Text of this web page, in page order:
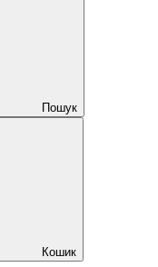
Пошук
Кошик